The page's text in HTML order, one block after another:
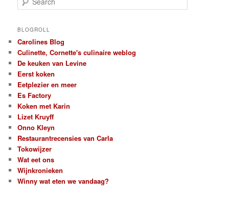
e
r
h
BLOGROLL
Carolines Blog
Culinette, Cornette's culinaire weblog
De keuken van Levine
Eerst koken
Eetplezier en meer
Es Factory
Koken met Karin
Lizet Kruyff
Onno Kleyn
Restaurantrecensies van Carla
Tokowijzer
Wat eet ons
Wijnkronieken
Winny wat eten we vandaag?